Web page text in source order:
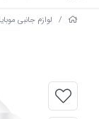
/ لوازم جانبی